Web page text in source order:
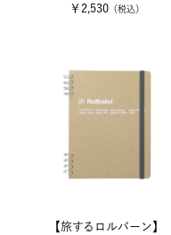
￥2,530（税込）
【旅するロルバーン】